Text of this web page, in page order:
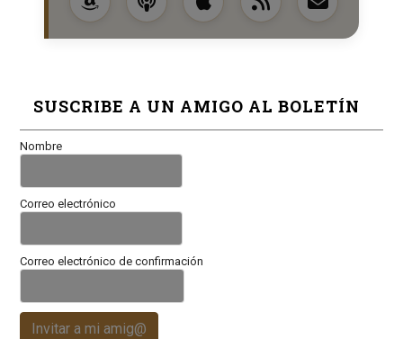
SUSCRIBE A UN AMIGO AL BOLETÍN
Nombre
Correo electrónico
Correo electrónico de confirmación
Invitar a mi amig@